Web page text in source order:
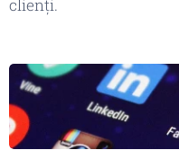
clienți.